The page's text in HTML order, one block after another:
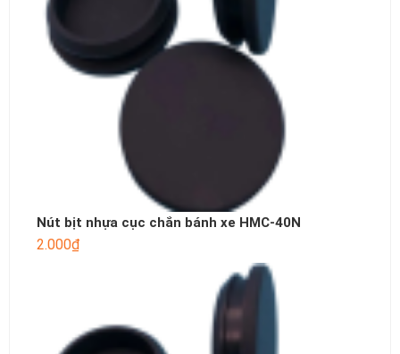
Nút bịt nhựa cục chắn bánh xe HMC-40N
2.000₫